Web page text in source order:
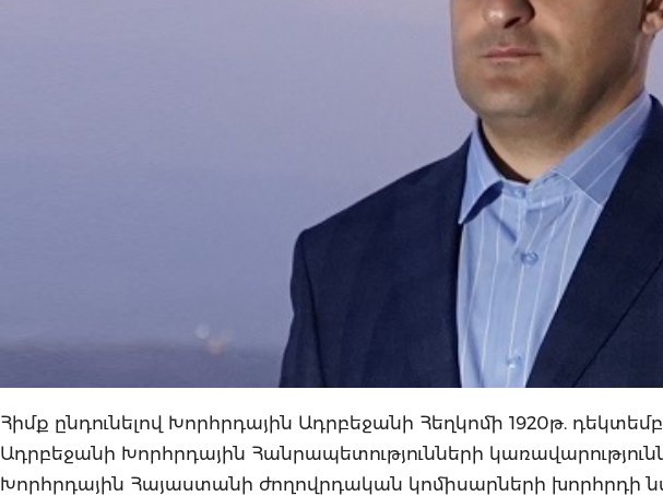
Հիմք ընդունելով Խորհրդային Ադրբեջանի Հեղկոմի 1920թ.
Ադրբեջանի Խորհրդային Հանրապետությունների
Խորհրդային Հայաստանի ժողովրդական կոմիսարների խորհրդի